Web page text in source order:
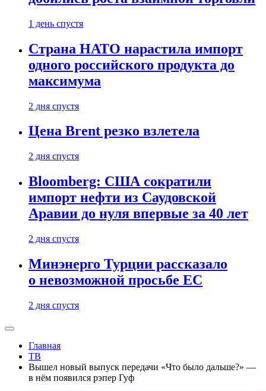
1 день спустя
Страна НАТО нарастила импорт
одного российского продукта до
максимума
2 дня спустя
Цена Brent резко взлетела
2 дня спустя
Bloomberg: США сократили
импорт нефти из Саудовской
Аравии до нуля впервые за 40 лет
2 дня спустя
Минэнерго Турции рассказало
о невозможной просьбе ЕС
2 дня спустя
Главная
ТВ
Вышел новый выпуск передачи «Что было дальше?» —
в нём появился рэпер Гуф